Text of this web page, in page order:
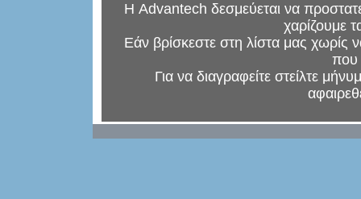
Η Advantech δεσμεύεται να
χαρίζουμε
Εάν βρίσκεστε στη λίστα μας χωρίς
που
Για να διαγραφείτε στείλτε